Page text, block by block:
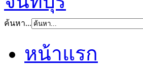
ค้นหา...
หน้าแรก